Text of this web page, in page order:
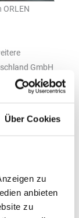
Über Cookies
zu
anbieten
zu
ORLEN
GmbH
klassischen
Elektromobilität
komplett neu
zu
in Zella-Mehlis